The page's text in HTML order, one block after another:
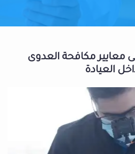
معايير مكافحة العدوى
العيادة